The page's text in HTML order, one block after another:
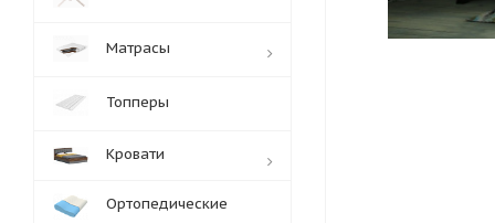
Матрасы
Топперы
Кровати
Ортопедические